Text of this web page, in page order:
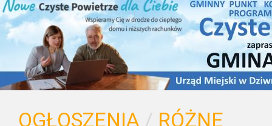
OGŁOSZENIA / RÓŻNE